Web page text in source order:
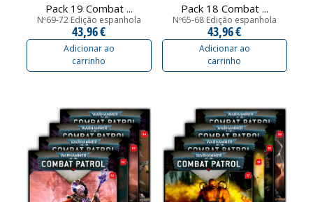
Pack 19 Combat ...
Nº69-72 Edição espanhola
43,96 €
Adicionar ao
carrinho
Pack 18 Combat ...
Nº65-68 Edição espanhola
43,96 €
Adicionar ao
carrinho